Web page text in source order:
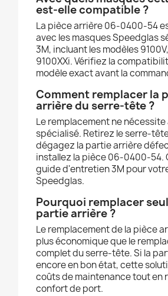
est-elle compatible ?
La pièce arrière 06-0400-54
avec les masques Speedglas
3M, incluant les modèles
9100XXi. Vérifiez la
modèle exact avant la
Comment remplacer la
arrière du serre-tête ?
Le remplacement ne
spécialisé. Retirez le serre-
dégagez la partie arrière
installez la pièce 06-0400-54.
guide d'entretien 3M pour
Speedglas.
Pourquoi remplacer
partie arrière ?
Le remplacement de la pièce
plus économique que le
complet du serre-tête. Si la
encore en bon état, cette
coûts de maintenance tout en
confort de port.